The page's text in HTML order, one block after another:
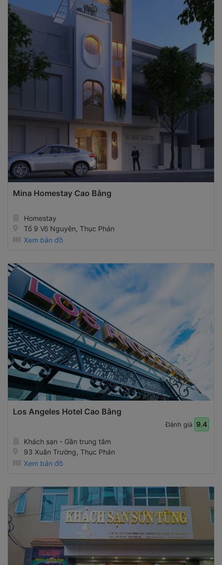
Mina Homestay Cao Bằng
Homestay
Tổ 9 Võ Nguyên, Thục Phán
Xem bản đồ
Los Angeles Hotel Cao Bằng
Đánh giá 9.4
Khách sạn - Gần trung tâm
93 Xuân Trường, Thục Phán
Xem bản đồ